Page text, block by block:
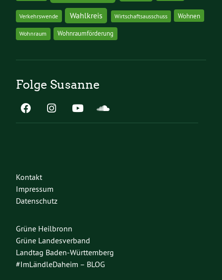
Verkehrswende Wahlkreis Wirtschaftsausschuss Wohnen
Wohnraum Wohnraumförderung
Folge Susanne
Kontakt
Impressum
Datenschutz
Grüne Heilbronn
Grüne Landesverband
Landtag Baden-Württemberg
#ImLändleDaheim – BLOG